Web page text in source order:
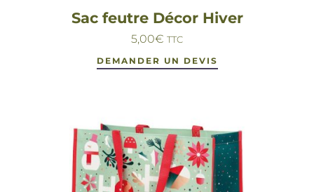
Sac feutre Décor Hiver
5,00€ TTC
DEMANDER UN DEVIS